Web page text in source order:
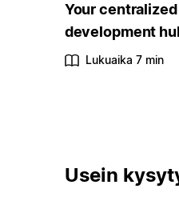
Your
development
Lukuaika 7 min
Usein